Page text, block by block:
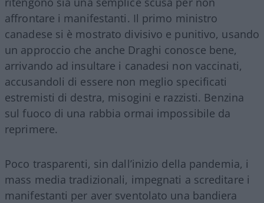
affrontare i manifestanti. Il primo ministro
canadese si è mostrato divisivo e punitivo, usando
un approccio che anche Draghi conosce bene,
arrivando ad insultare i canadesi non vaccinati,
accusandoli di essere non meglio specificati
estremisti di destra, misogini e razzisti. Benzina
sul fuoco di una rabbia ormai impossibile da
reprimere.
Poco trasparenti, sin dall’inizio della pandemia, i
mass media tradizionali, impegnati a screditare i
manifestanti per aver sventolato una bandiera